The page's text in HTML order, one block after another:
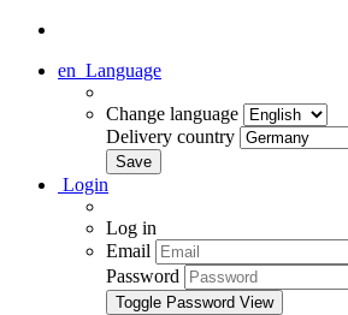
en Language
Change language
Delivery country
Login
Log in
Email
Password
Toggle Password View